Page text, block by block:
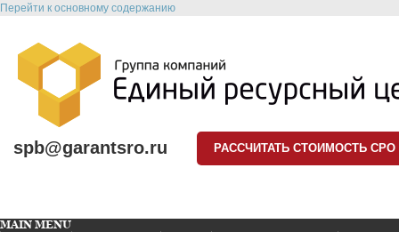
Перейти к основному содержанию
spb@garantsro.ru РАССЧИТАТЬ СТОИМОСТЬ СРО
MAIN MENU